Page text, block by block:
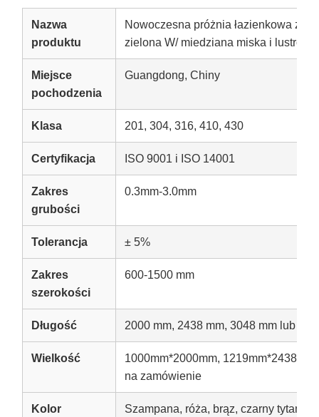
Nazwa
produktu
Nowoczesna próżnia łazienkowa ze
zielona W/ miedziana miska i lustro
Miejsce
pochodzenia
Guangdong, Chiny
Klasa 201, 304, 316, 410, 430
Certyfikacja ISO 9001 i ISO 14001
Zakres
grubości
0.3mm-3.0mm
Tolerancja ± 5%
Zakres
szerokości
600-1500 mm
Długość 2000 mm, 2438 mm, 3048 mm lub na
Wielkość
1000mm*2000mm,
na zamówienie
Kolor Szampana, róża, brąz, czarny tytan,